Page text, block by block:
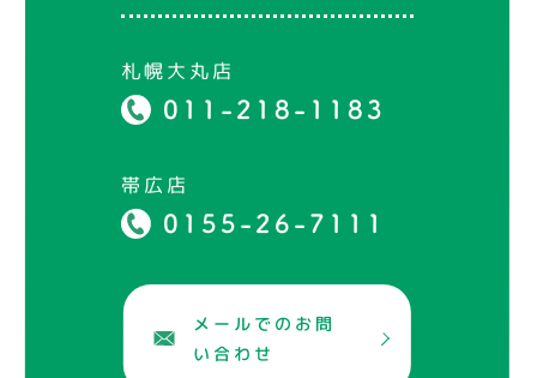
札幌大丸店
011-218-1183
帯広店
0155-26-7111
メールでのお問
い合わせ